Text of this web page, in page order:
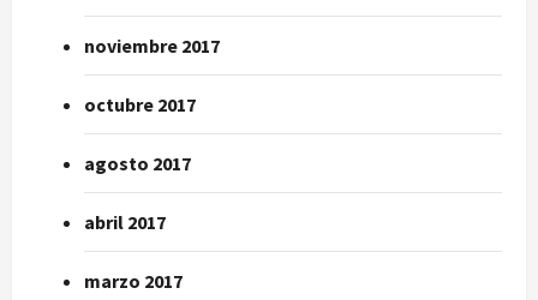
noviembre 2017
octubre 2017
agosto 2017
abril 2017
marzo 2017